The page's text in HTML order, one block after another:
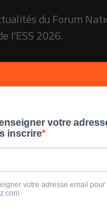
du Forum
l'ESS 2026.